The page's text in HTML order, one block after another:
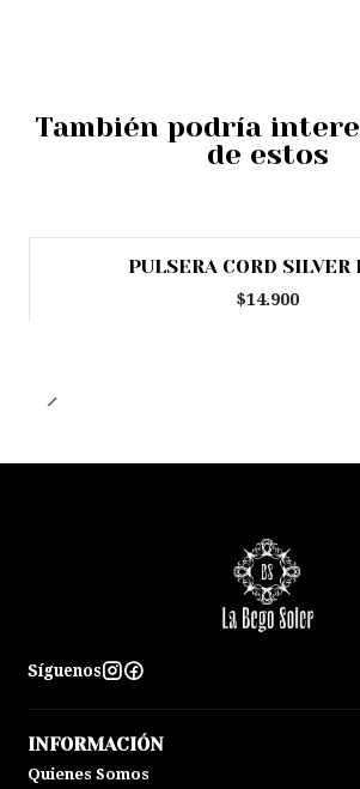
También podría
de estos
PULSERA CORD SILVER
$14.900
Síguenos
INFORMACIÓN
Quienes Somos